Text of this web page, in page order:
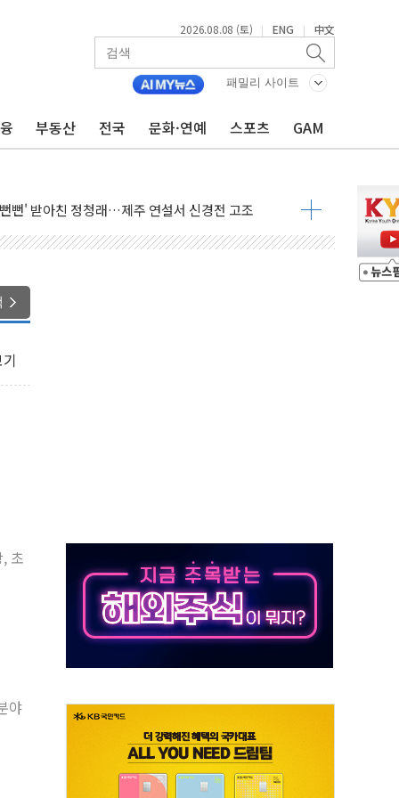
2026.08.08 (토) | ENG | 中文
패밀리 사이트
부동산 전국 문화·연예 스포츠 GAM
기림의 날 참석..."국제적 시민 연대로 목소리 내야"
질 중 실종 60대 나흘만에 숨진 채 발견
뻔' 받아친 정청래…제주 연설서 신경전 고조
토 지시…與 "적극 환영"·野 "졸속 국정"
망 23명…정부, 비상대응기구 가동
도 베이징도 부동산 규제 철폐
멍' 운영…페르세우스 유성우 관측
토, 민주당 스스로 원칙 뒤집는 것"
청주·진천 35도, 곳곳 소나기
공소청 출범…피해자들 '범죄 사각지대' 우려
보안 새판 짠다…'자율규제단체' 타진
초
야